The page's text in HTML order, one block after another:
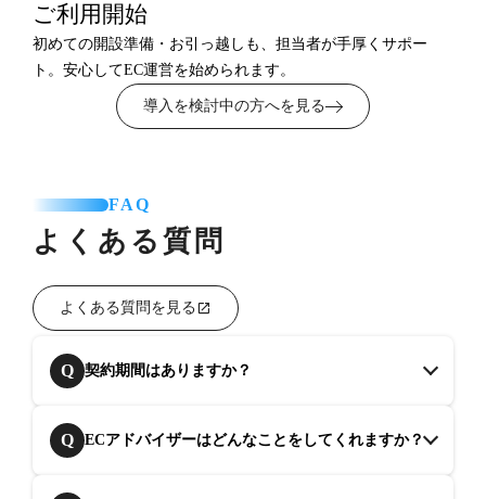
ご利用開始
初めての開設準備・お引っ越しも、担当者が手厚くサポー
ト。安心してEC運営を始められます。
導入を検討中の方へを見る
FAQ
よくある質問
よくある質問を見る
Q 契約期間はありますか？
Q ECアドバイザーはどんなことをしてくれますか？